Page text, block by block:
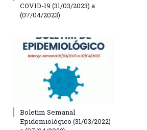
COVID-19 (31/03/2023) a
(07/04/2023)
Boletim Semanal
Epidemiológico (31/03/2022)